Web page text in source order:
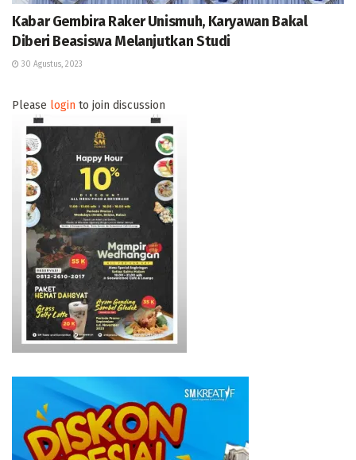
Kabar Gembira Raker Unismuh, Karyawan Bakal
Diberi Beasiswa Melanjutkan Studi
30 Agustus, 2023
Please login to join discussion